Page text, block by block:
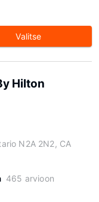
Valitse
Hilton
N2A 2N2, CA
465 arvioon